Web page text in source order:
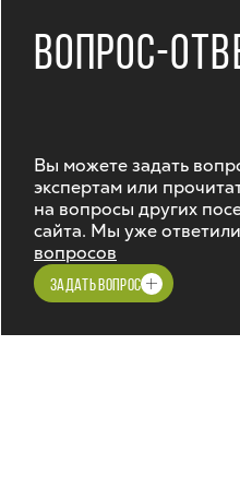
ВОПРОС-
Вы можете задать
экспертам или
на вопросы других
сайта. Мы уже
вопросов
ЗАДАТЬ ВОПРОС